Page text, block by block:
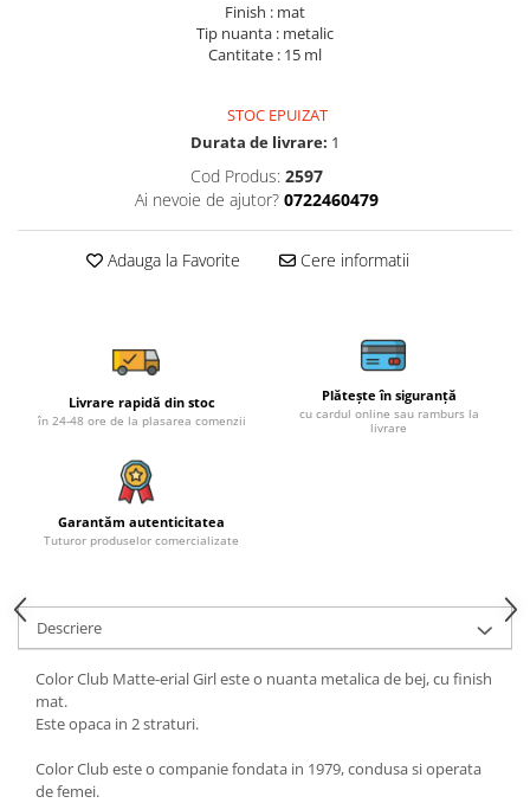
Finish : mat
Tip nuanta : metalic
Cantitate : 15 ml
STOC EPUIZAT
Durata de livrare: 1
Cod Produs: 2597
Ai nevoie de ajutor? 0722460479
Adauga la Favorite Cere informatii
Livrare rapidă din stoc
în 24-48 ore de la plasarea comenzii
Plătește în siguranță
cu cardul online sau ramburs la
livrare
Garantăm autenticitatea
Tuturor produselor comercializate
Descriere
Color Club Matte-erial Girl este o nuanta metalica de bej, cu finish
mat.
Este opaca in 2 straturi.
Color Club este o companie fondata in 1979, condusa si operata
de femei.